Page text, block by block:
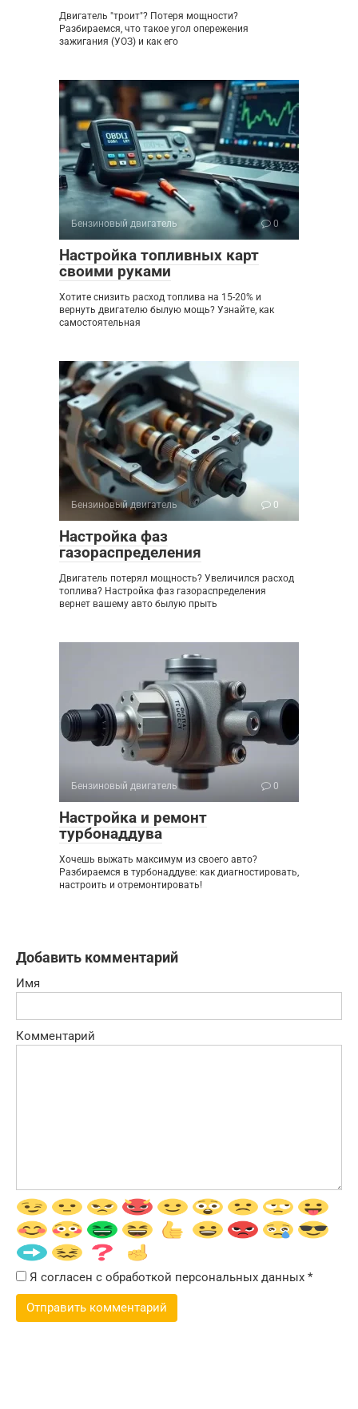
Двигатель "троит"? Потеря мощности?
Разбираемся, что такое угол опережения
зажигания (УОЗ) и как его
Бензиновый двигатель 0
Настройка топливных карт
своими руками
Хотите снизить расход топлива на 15-20% и
вернуть двигателю былую мощь? Узнайте, как
самостоятельная
Бензиновый двигатель 0
Настройка фаз
газораспределения
Двигатель потерял мощность? Увеличился расход
топлива? Настройка фаз газораспределения
вернет вашему авто былую прыть
Бензиновый двигатель 0
Настройка и ремонт
турбонаддува
Хочешь выжать максимум из своего авто?
Разбираемся в турбонаддуве: как диагностировать,
настроить и отремонтировать!
Добавить комментарий
Имя
Комментарий
Я согласен с обработкой персональных данных *